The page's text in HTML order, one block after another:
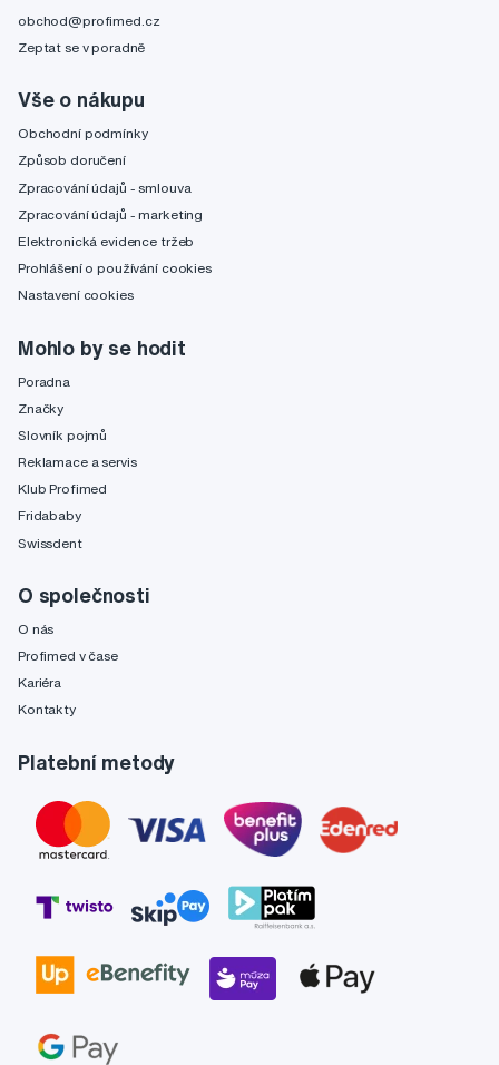
obchod@profimed.cz
Zeptat se v poradně
Vše o nákupu
Obchodní podmínky
Způsob doručení
Zpracování údajů - smlouva
Zpracování údajů - marketing
Elektronická evidence tržeb
Prohlášení o používání cookies
Nastavení cookies
Mohlo by se hodit
Poradna
Značky
Slovník pojmů
Reklamace a servis
Klub Profimed
Fridababy
Swissdent
O společnosti
O nás
Profimed v čase
Kariéra
Kontakty
Platební metody